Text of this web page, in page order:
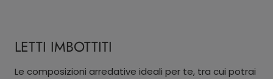
LETTI IMBOTTITI
Le composizioni arredative ideali per te, tra cui potrai